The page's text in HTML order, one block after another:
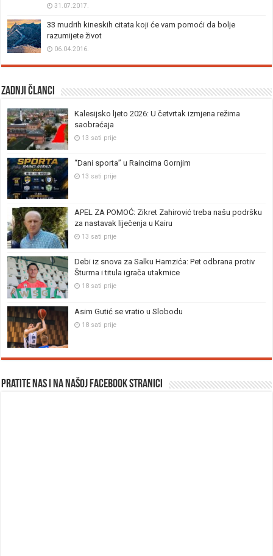
31.07.2017.
33 mudrih kineskih citata koji će vam pomoći da bolje
razumijete život
06.04.2016.
Zadnji članci
Kalesijsko ljeto 2026: U četvrtak izmjena režima
saobraćaja
13 sati prije
“Dani sporta” u Raincima Gornjim
13 sati prije
APEL ZA POMOĆ: Zikret Zahirović treba našu podršku
za nastavak liječenja u Kairu
13 sati prije
Debi iz snova za Salku Hamzića: Pet odbrana protiv
Šturma i titula igrača utakmice
18 sati prije
Asim Gutić se vratio u Slobodu
18 sati prije
Pratite nas i na našoj facebook stranici